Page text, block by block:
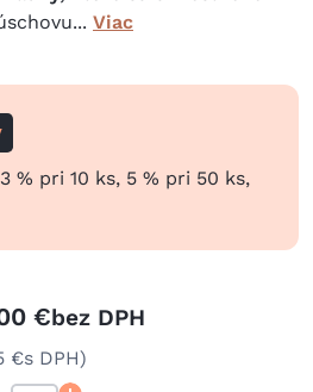
Viac
% pri 10 ks, 5 % pri 50 ks,
€bez DPH
€s DPH)